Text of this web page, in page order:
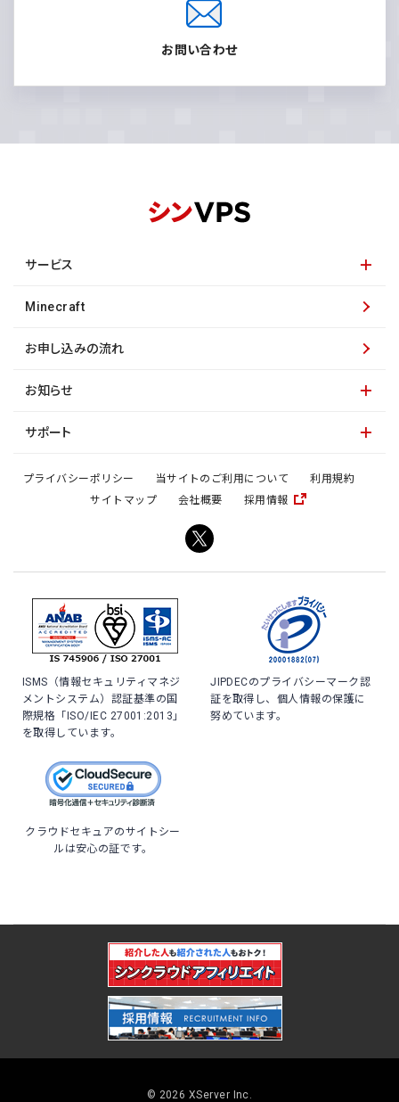
お問い合わせ
サービス
Minecraft
お申し込みの流れ
お知らせ
サポート
プライバシーポリシー 当サイトのご利用について
利用規約
サイトマップ
会社概要 採用情報
ISMS（情報セキュリティマネジ
メントシステム）認証基準の国
際規格「ISO/IEC 27001:2013」
を取得しています。
JIPDECのプライバシーマーク認
証を取得し、個人情報の保護に
努めています。
クラウドセキュアのサイトシー
ルは安心の証です。
© 2026 XServer Inc.